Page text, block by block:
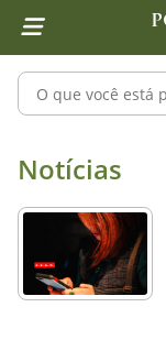
1 Ir para o
2 Ir para a
4 Ir para o menu
5 Ir para a pesquisa
6 Ir para o rodapé
7 Ir para a página
Pesquisar
Notícias -
Notícias